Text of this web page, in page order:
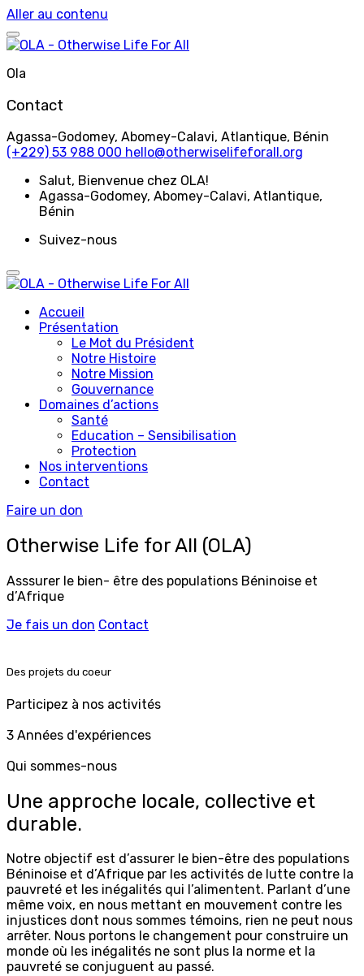
Aller au contenu
Ola
Contact
Agassa-Godomey, Abomey-Calavi, Atlantique, Bénin
(+229) 53 988 000 hello@otherwiselifeforall.org
Salut, Bienvenue chez OLA!
Agassa-Godomey, Abomey-Calavi, Atlantique,
Bénin
Suivez-nous
Accueil
Présentation
Le Mot du Président
Notre Histoire
Notre Mission
Gouvernance
Domaines d’actions
Santé
Education – Sensibilisation
Protection
Nos interventions
Contact
Faire un don
Otherwise Life for All (OLA)
Asssurer le bien- être des populations Béninoise et
d’Afrique
Je fais un don Contact
Des projets du coeur
Participez à nos activités
3 Années d'expériences
Qui sommes-nous
Une approche locale, collective et
durable.
Notre objectif est d’assurer le bien-être des populations
Béninoise et d’Afrique par les activités de lutte contre la
pauvreté et les inégalités qui l’alimentent. Parlant d’une
même voix, en nous mettant en mouvement contre les
injustices dont nous sommes témoins, rien ne peut nous
arrêter. Nous portons le changement pour construire un
monde où les inégalités ne sont plus la norme et la
pauvreté se conjuguent au passé.